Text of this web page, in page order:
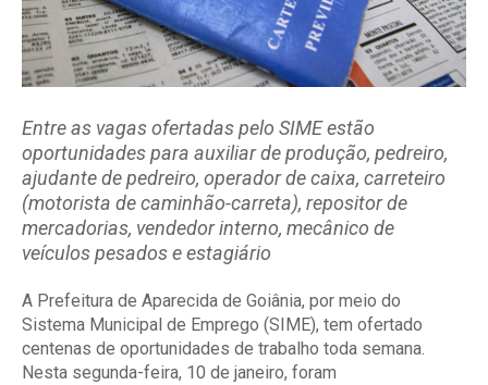
Entre as vagas ofertadas pelo SIME estão
oportunidades para auxiliar de produção, pedreiro,
ajudante de pedreiro, operador de caixa, carreteiro
(motorista de caminhão-carreta), repositor de
mercadorias, vendedor interno, mecânico de
veículos pesados e estagiário
A Prefeitura de Aparecida de Goiânia, por meio do
Sistema Municipal de Emprego (SIME), tem ofertado
centenas de oportunidades de trabalho toda semana.
Nesta segunda-feira, 10 de janeiro, foram